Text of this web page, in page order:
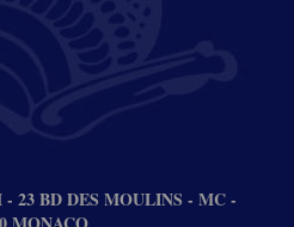
23 BD DES MOULINS - MC -